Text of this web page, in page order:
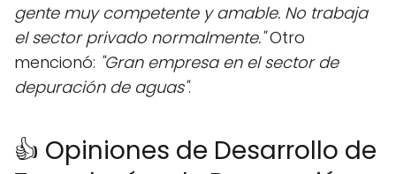
gente muy competente y amable. No trabaja
el sector privado normalmente."Otro
mencionó: "Gran empresa en el sector de
depuración de aguas".
👍 Opiniones de Desarrollo de